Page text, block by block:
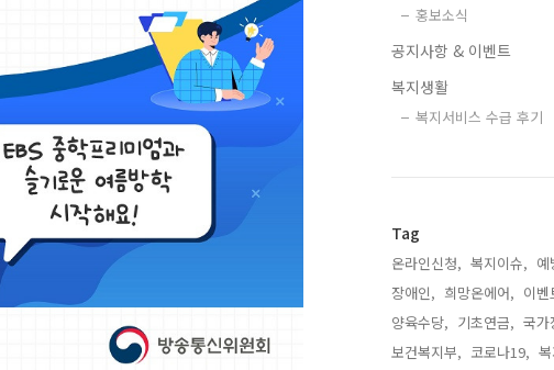
홍보소식
공지사항 & 이벤트
복지생활
복지서비스 수급 후기
Tag
온라인신청, 복지이슈, 예
장애인, 희망온에어, 이벤
양육수당, 기초연금, 국가
보건복지부, 코로나19,